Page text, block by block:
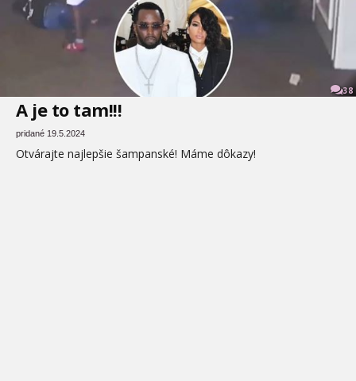
38
A je to tam!!!
pridané 19.5.2024
Otvárajte najlepšie šampanské! Máme dôkazy!